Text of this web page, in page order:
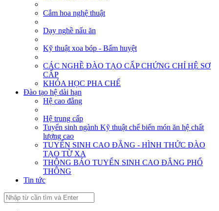
Cắm hoa nghệ thuật
Dạy nghề nấu ăn
Kỹ thuật xoa bóp - Bấm huyệt
CÁC NGHỀ ĐÀO TẠO CẤP CHỨNG CHỈ HỆ SƠ
CẤP
KHÓA HỌC PHA CHẾ
Đào tạo hệ dài hạn
Hệ cao đẳng
Hệ trung cấp
Tuyển sinh ngành Kỹ thuật chế biến món ăn hệ chất
lượng cao
TUYỂN SINH CAO ĐẲNG - HÌNH THỨC ĐÀO
TẠO TỪ XA
THÔNG BÁO TUYỂN SINH CAO ĐẲNG PHỔ
THÔNG
Tin tức